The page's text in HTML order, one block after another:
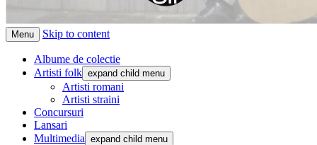
Menu Skip to content
Albume de colectie
Artisti folk expand child menu
Artisti romani
Artisti straini
Concursuri
Lansari
Multimedia expand child menu